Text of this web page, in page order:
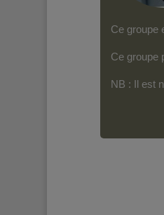
Ce groupe
Ce groupe
NB : Il est